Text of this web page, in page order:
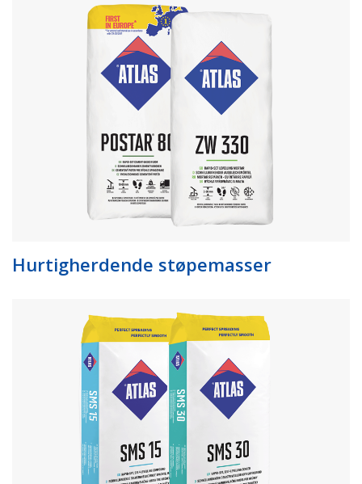
Hurtigherdende støpemasser